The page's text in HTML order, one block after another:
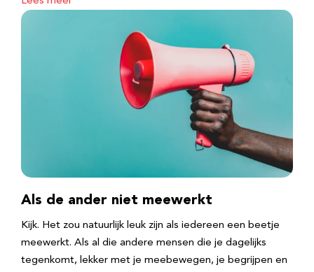
Als de ander niet meewerkt
Kijk. Het zou natuurlijk leuk zijn als iedereen een beetje
meewerkt. Als al die andere mensen die je dagelijks
tegenkomt, lekker met je meebewegen, je begrijpen en